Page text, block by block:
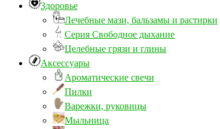
Здоровье
Лечебные мази, бальзамы и растирки
Серия Свободное дыхание
Целебные грязи и глины
Аксессуары
Ароматические свечи
Пилки
Варежки, руковицы
Мыльница